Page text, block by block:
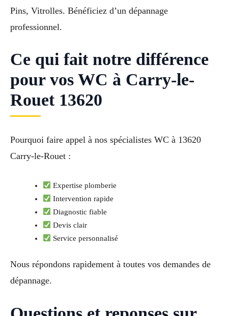
Pins, Vitrolles. Bénéficiez d’un dépannage
professionnel.
Ce qui fait notre différence
pour vos WC à Carry-le-
Rouet 13620
Pourquoi faire appel à nos spécialistes WC à 13620
Carry-le-Rouet :
Expertise plomberie
Intervention rapide
Diagnostic fiable
Devis clair
Service personnalisé
Nous répondons rapidement à toutes vos demandes de
dépannage.